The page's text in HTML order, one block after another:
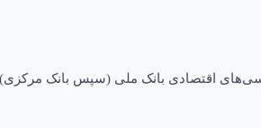
در لندن) اقتصاددان ایرانی، بنیانگذار ادارهٔ بررسی‌های اقتصادی